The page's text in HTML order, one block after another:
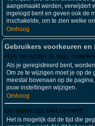
aangemaakt werden, verwijdert
ingelogd bent en geven ook de
inschakelde, om te zien welke
Omhoog
Gebruikers voorkeuren
Hoe verander ik mijn
Als je geregistreerd bent,
Om ze te wijzigen moet je op de
meestal bovenaan op de
jouw instellingen wijzigen.
Omhoog
De tijden zijn niet correct!
Het is mogelijk dat de tijd die